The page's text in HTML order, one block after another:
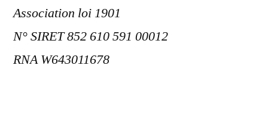
Association loi 1901
N° SIRET 852 610 591 00012
RNA W643011678